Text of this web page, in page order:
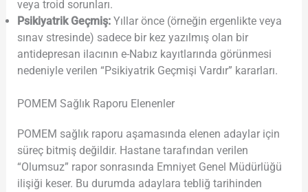
veya troid sorunları.
Psikiyatrik Geçmiş:Yıllar önce (örneğin ergenlikte veya
sınav stresinde) sadece bir kez yazılmış olan bir
antidepresan ilacının e-Nabız kayıtlarında görünmesi
nedeniyle verilen “Psikiyatrik Geçmişi Vardır” kararları.
POMEM Sağlık Raporu Elenenler
POMEM sağlık raporu aşamasında elenen adaylar için
süreç bitmiş değildir. Hastane tarafından verilen
“Olumsuz” rapor sonrasında Emniyet Genel Müdürlüğü
ilişiği keser. Bu durumda adaylara tebliğ tarihinden